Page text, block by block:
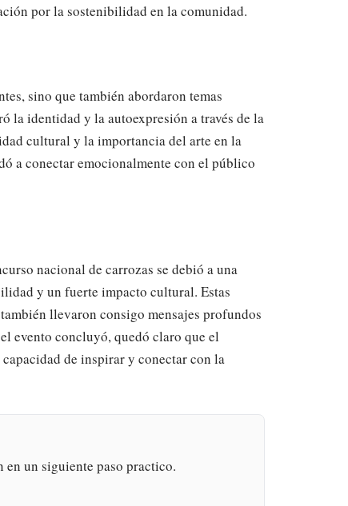
por la sostenibilidad en la comunidad.
sino que también abordaron temas
la identidad y la autoexpresión a través de la
cultural y la importancia del arte en la
a conectar emocionalmente con el público
nacional de carrozas se debió a una
y un fuerte impacto cultural. Estas
llevaron consigo mensajes profundos
evento concluyó, quedó claro que el
de inspirar y conectar con la
un siguiente paso practico.